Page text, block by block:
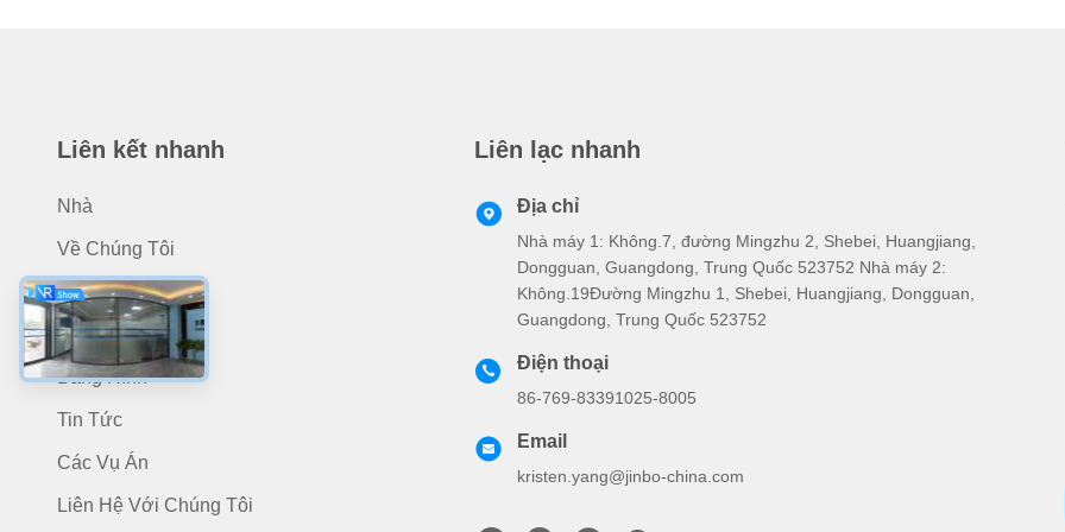
Steel
Steel
Liên kết nhanh
Nhà
Về Chúng Tôi
Các Sản Phẩm
Ứng Dụng
Băng Hình
Tin Tức
Các Vụ Án
Liên Hệ Với Chúng Tôi
Liên lạc nhanh
Địa chỉ
Nhà máy 1: Không.7, đường Mingzhu 2, Shebei, Huangjiang,
Dongguan, Guangdong, Trung Quốc 523752 Nhà máy 2:
Không.19Đường Mingzhu 1, Shebei, Huangjiang, Dongguan,
Guangdong, Trung Quốc 523752
Điện thoại
86-769-83391025-8005
Email
kristen.yang@jinbo-china.com